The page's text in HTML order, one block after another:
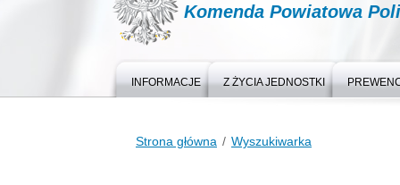
Komenda Powiatowa
INFORMACJE Z ŻYCIA JEDNOSTKI
Strona główna Wyszukiwarka